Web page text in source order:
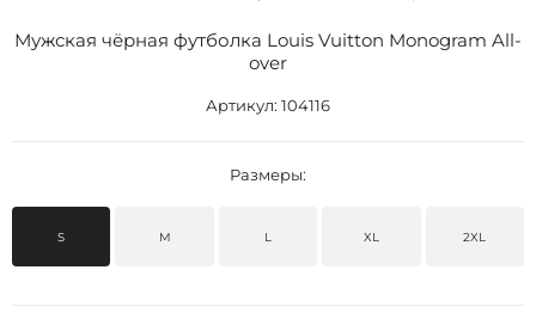
Мужская чёрная футболка Louis Vuitton Monogram All-
over
Артикул: 104116
Размеры:
S M L XL 2XL